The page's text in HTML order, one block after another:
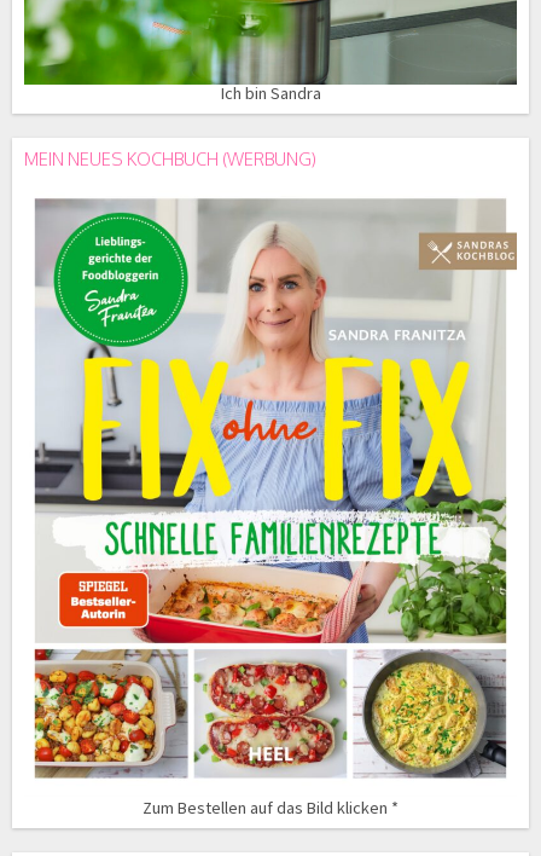
Ich bin Sandra
MEIN NEUES KOCHBUCH (WERBUNG)
Zum Bestellen auf das Bild klicken *